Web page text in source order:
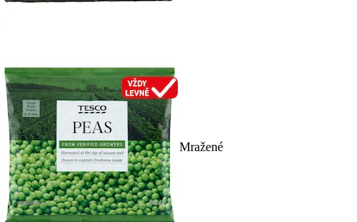
Mražené